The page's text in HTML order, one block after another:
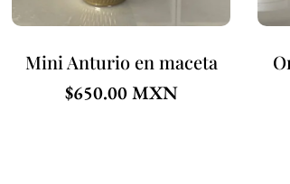
Mini Anturio en maceta
$650.00